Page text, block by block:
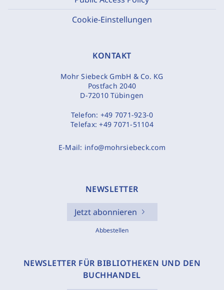
Cookie-Einstellungen
KONTAKT
Mohr Siebeck GmbH & Co. KG
Postfach 2040
D-72010 Tübingen
Telefon: +49 7071-923-0
Telefax:+49 7071-51104
E-Mail: info@mohrsiebeck.com
NEWSLETTER
Jetzt abonnieren
Abbestellen
NEWSLETTER FÜR BIBLIOTHEKEN UND DEN
BUCHHANDEL